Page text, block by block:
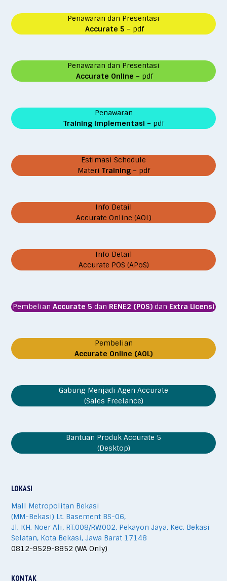
Penawaran dan Presentasi
Accurate 5 – pdf
Penawaran dan Presentasi
Accurate Online – pdf
Penawaran
Training Implementasi – pdf
Estimasi Schedule
Materi Training – pdf
Info Detail
Accurate Online (AOL)
Info Detail
Accurate POS (APoS)
Pembelian Accurate 5 dan RENE2 (POS) dan Extra Licensi
Pembelian
Accurate Online (AOL)
Gabung Menjadi Agen Accurate
(Sales Freelance)
Bantuan Produk Accurate 5
(Desktop)
LOKASI
Mall Metropolitan Bekasi
(MM-Bekasi) Lt. Basement BS-06,
Jl. KH. Noer Ali, RT.008/RW.002, Pekayon Jaya, Kec. Bekasi
Selatan, Kota Bekasi, Jawa Barat 17148
0812-9529-8852 (WA Only)
KONTAK